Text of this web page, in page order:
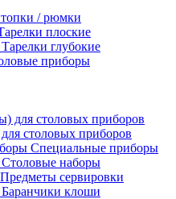
/ рюмки
плоские
Тарелки глубокие
приборы
столовых приборов
Специальные приборы
Столовые наборы
Предметы сервировки
Баранчики клоши